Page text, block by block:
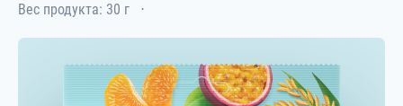
Вес продукта: 30 г ⋅